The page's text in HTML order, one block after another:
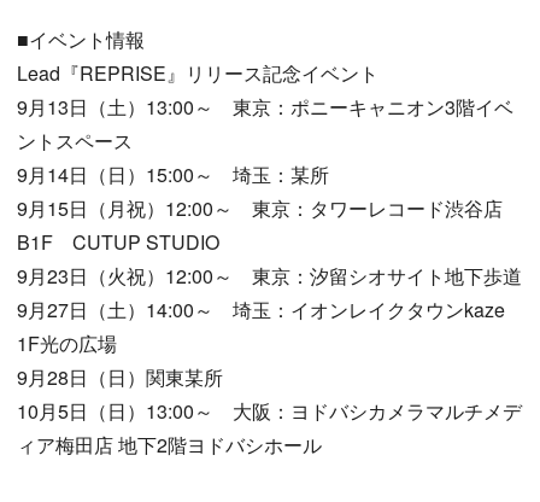
■イベント情報
Lead『REPRISE』リリース記念イベント
9月13日（土）13:00～ 東京：ポニーキャニオン3階イベ
ントスペース
9月14日（日）15:00～ 埼玉：某所
9月15日（月祝）12:00～ 東京：タワーレコード渋谷店
B1F CUTUP STUDIO
9月23日（火祝）12:00～ 東京：汐留シオサイト地下歩道
9月27日（土）14:00～ 埼玉：イオンレイクタウンkaze
1F光の広場
9月28日（日）関東某所
10月5日（日）13:00～ 大阪：ヨドバシカメラマルチメデ
ィア梅田店 地下2階ヨドバシホール